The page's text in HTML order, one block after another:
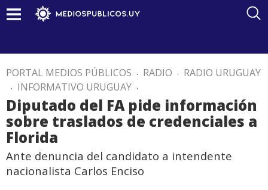
PORTAL MEDIOS PÚBLICOS . RADIO . RADIO URUGUAY
. INFORMATIVO URUGUAY .
Diputado del FA pide información
sobre traslados de credenciales a
Florida
Ante denuncia del candidato a intendente
nacionalista Carlos Enciso